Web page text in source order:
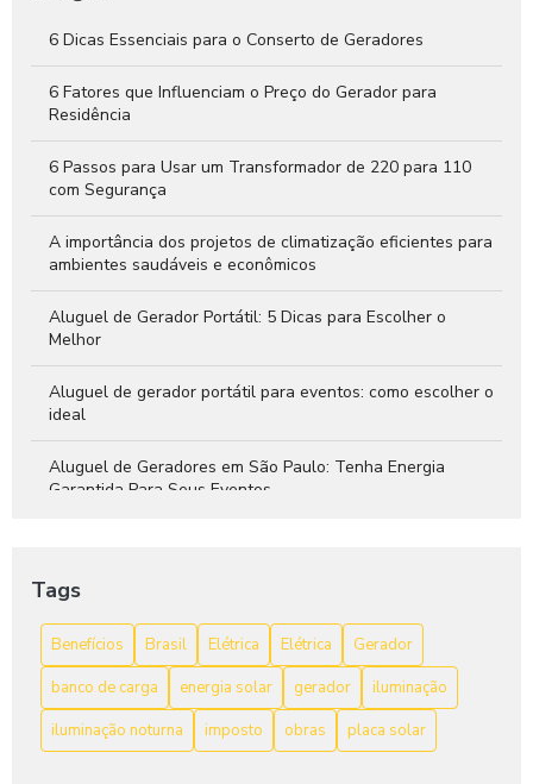
Gerador de Energia 30 KVA: A Solução Ideal para Suprir Suas
Necessidades Energéticas
6 Dicas Essenciais para o Conserto de Geradores
6 Fatores que Influenciam o Preço do Gerador para
Residência
6 Passos para Usar um Transformador de 220 para 110
com Segurança
A importância dos projetos de climatização eficientes para
ambientes saudáveis e econômicos
Aluguel de Gerador Portátil: 5 Dicas para Escolher o
Melhor
Aluguel de gerador portátil para eventos: como escolher o
ideal
Aluguel de Geradores em São Paulo: Tenha Energia
Garantida Para Seus Eventos
Avr Gerador: Aumente a Performance do Seu Equipamento
avr gerador: O que você precisa saber
Bateria para gerador: 7 Dicas para Escolher a Ideal
Bateria para gerador: como escolher a melhor opção para
Tags
Benefícios Brasil Elétrica Elétrica
Gerador
banco de carga
energia solar gerador
iluminação
iluminação noturna
imposto obras placa solar